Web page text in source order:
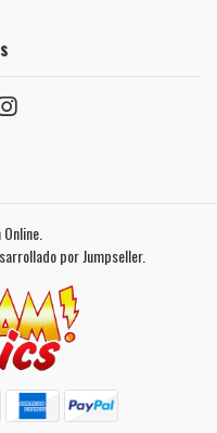
por Jumpseller.